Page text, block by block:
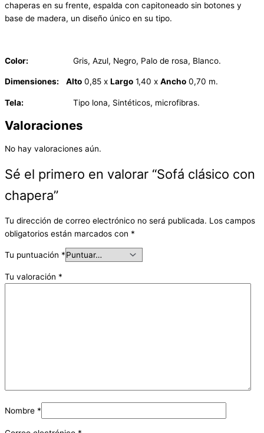
chaperas en su frente, espalda con capitoneado sin botones y
base de madera, un diseño único en su tipo.
Color: Gris, Azul, Negro, Palo de rosa, Blanco.
Dimensiones: Alto 0,85 x Largo 1,40 x Ancho 0,70 m.
Tela: Tipo lona, Sintéticos, microfibras.
Valoraciones
No hay valoraciones aún.
Sé el primero en valorar “Sofá clásico con
chapera”
Tu dirección de correo electrónico no será publicada. Los campos
obligatorios están marcados con *
Tu puntuación *
Tu valoración *
Nombre *